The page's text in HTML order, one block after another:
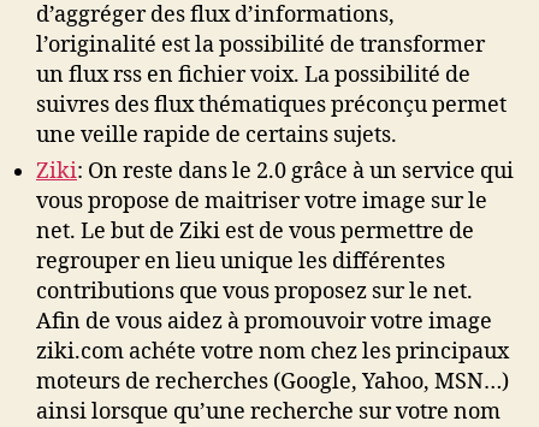
d’aggréger des flux d’informations,
l’originalité est la possibilité de transformer
un flux rss en fichier voix. La possibilité de
suivres des flux thématiques préconçu permet
une veille rapide de certains sujets.
Ziki: On reste dans le 2.0 grâce à un service qui
vous propose de maitriser votre image sur le
net. Le but de Ziki est de vous permettre de
regrouper en lieu unique les différentes
contributions que vous proposez sur le net.
Afin de vous aidez à promouvoir votre image
ziki.com achéte votre nom chez les principaux
moteurs de recherches (Google, Yahoo, MSN…)
ainsi lorsque qu’une recherche sur votre nom